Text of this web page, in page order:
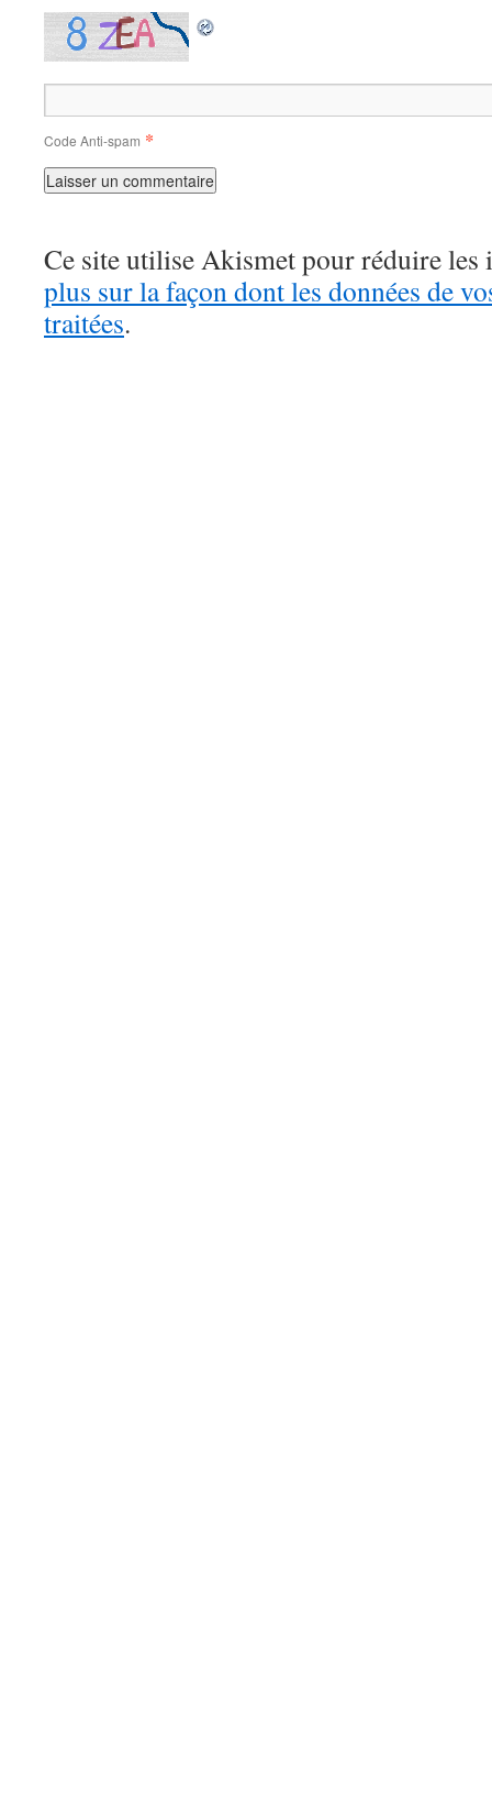
Code Anti-spam *
Ce site utilise Akismet pour réduire les
plus sur la façon dont les données de
traitées.